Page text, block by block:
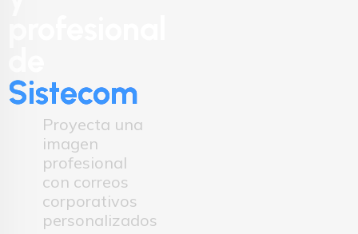
Sistecom
Proyecta una
imagen
profesional
con correos
corporativos
personalizados